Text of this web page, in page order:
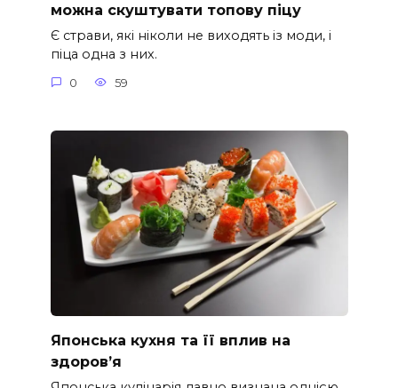
можна скуштувати топову піцу
Є страви, які ніколи не виходять із моди, і
піца одна з них.
0 59
Японська кухня та її вплив на
здоров’я